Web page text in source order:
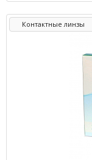
Контактные линзы